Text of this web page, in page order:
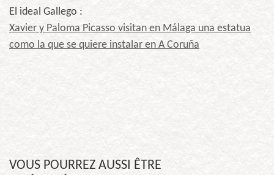
El ideal Gallego :
Xavier y Paloma Picasso visitan en Málaga una estatua
como la que se quiere instalar en A Coruña
VOUS POURREZ AUSSI ÊTRE